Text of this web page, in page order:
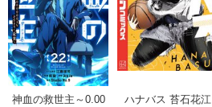
神血の救世主～0.00
ハナバス 苔石花江